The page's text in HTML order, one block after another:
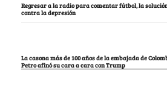
Regresar a la radio para comentar fútbol, la
contra la depresión
La casona más de 100 años de la embajada de
Petro afinó su cara a cara con Trump